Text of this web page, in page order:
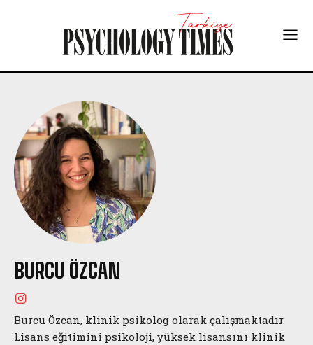
BURCU ÖZCAN
Burcu Özcan, klinik psikolog olarak çalışmaktadır.
Lisans eğitimini psikoloji, yüksek lisansını klinik